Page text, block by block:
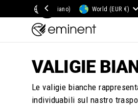
al
contenuto
Lingua(Italiano) MonetaWorld (EUR €)
VALIGIE
Le valigie bianche
individuabili sul nastro